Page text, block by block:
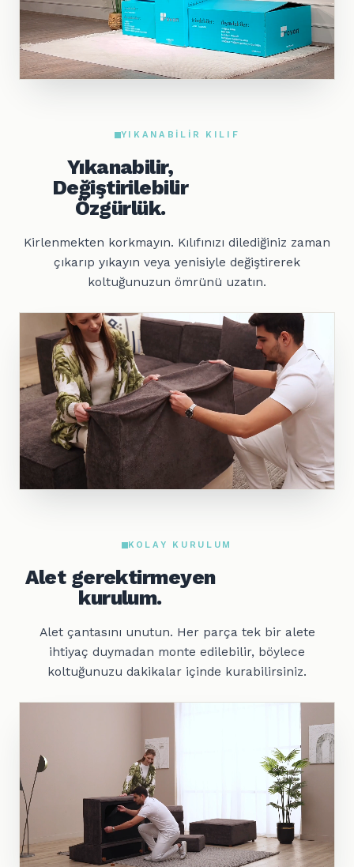
YIKANABILIR KILIF
Yıkanabilir,
Değiştirilebilir
Özgürlük.
Kirlenmekten korkmayın. Kılıfınızı dilediğiniz zaman
çıkarıp yıkayın veya yenisiyle değiştirerek
koltuğunuzun ömrünü uzatın.
KOLAY KURULUM
Alet gerektirmeyen
kurulum.
Alet çantasını unutun. Her parça tek bir alete
ihtiyaç duymadan monte edilebilir, böylece
koltuğunuzu dakikalar içinde kurabilirsiniz.